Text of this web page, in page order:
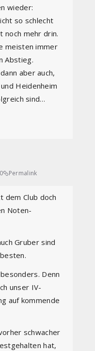
wieder:
so schlecht
noch mehr drin.
meisten immer
Abstieg.
aber auch,
Heidenheim
sind…
Permalink
dem Club doch
Noten-
Gruber sind
Denn
unser IV-
auf kommende
schwacher
hat,